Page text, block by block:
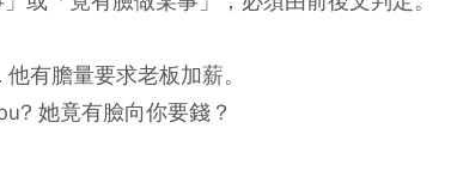
有膽量要求老板加薪。
她竟有臉向你要錢？